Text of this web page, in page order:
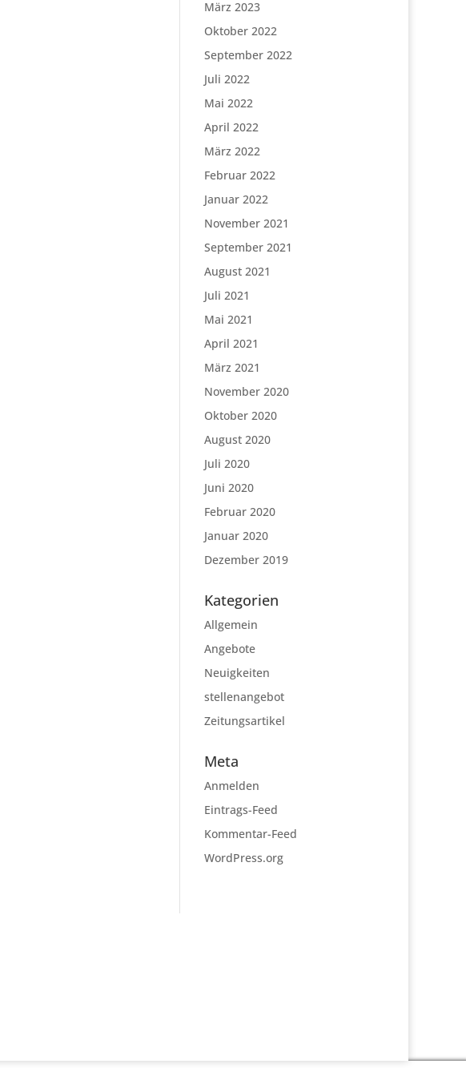
März 2023
Oktober 2022
September 2022
Juli 2022
Mai 2022
April 2022
März 2022
Februar 2022
Januar 2022
November 2021
September 2021
August 2021
Juli 2021
Mai 2021
April 2021
März 2021
November 2020
Oktober 2020
August 2020
Juli 2020
Juni 2020
Februar 2020
Januar 2020
Dezember 2019
Kategorien
Allgemein
Angebote
Neuigkeiten
stellenangebot
Zeitungsartikel
Meta
Anmelden
Eintrags-Feed
Kommentar-Feed
WordPress.org